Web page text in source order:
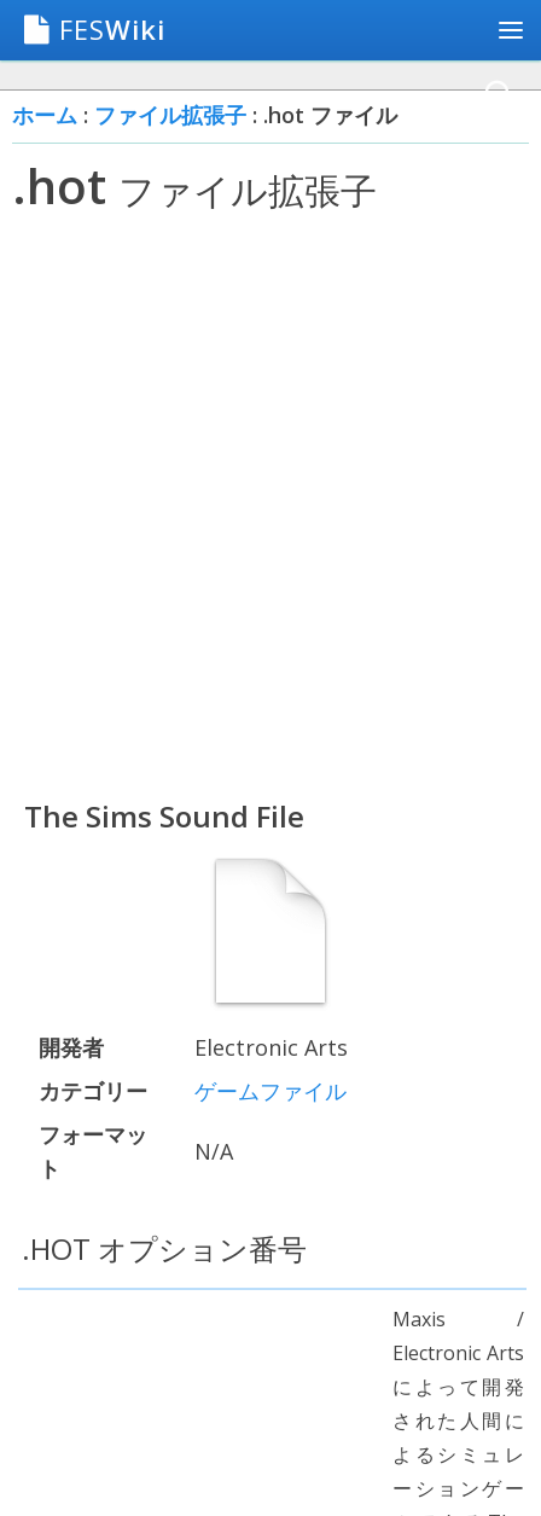
FESWiki
ホーム : ファイル拡張子 : .hot ファイル
.hot ファイル拡張子
The Sims Sound File
開発者
Electronic Arts
カテゴリー
ゲームファイル
フォーマッ
ト
N/A
.HOT オプション番号
Maxis /
Electronic Arts
によって開発
された人間に
よるシミュレ
ーションゲー